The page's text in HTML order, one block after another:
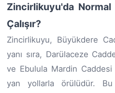
Zincirlikuyu'da
Çalışır?
Zincirlikuyu, Büyükdere
yanı sıra, Darülaceze
ve Ebulula Mardin
yan yollarla örülüdür.